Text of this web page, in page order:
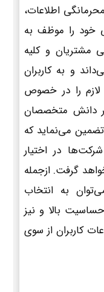
اطلاعات،
خود را موظف به
و کلیه
و به کاربران
را در خصوص
دانش متخصصان
می‌نماید که
در اختیار
گرفت. ازجمله
به انتخاب
بالا و نیز
کاربران از سوی